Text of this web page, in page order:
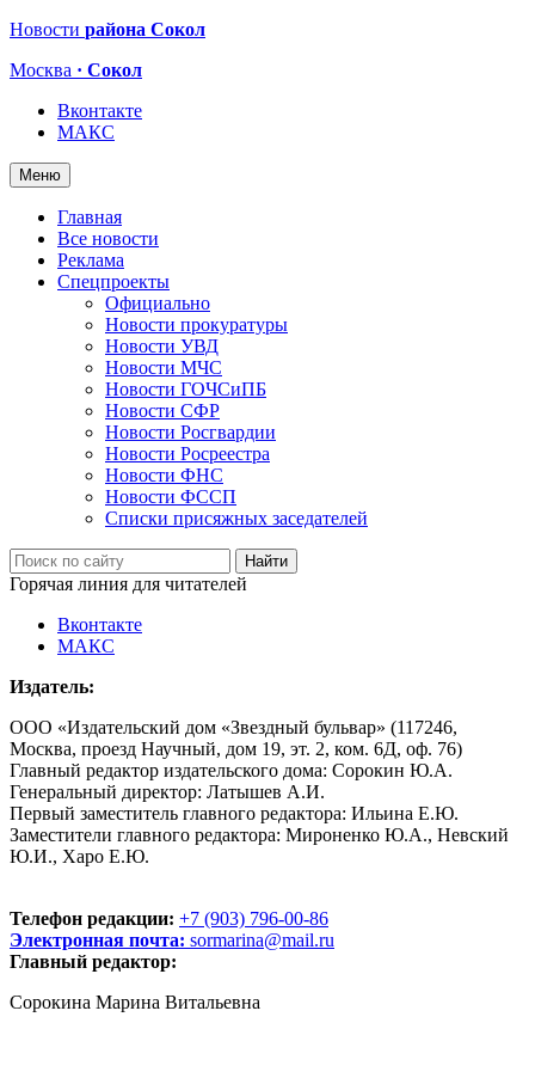
Новости района Сокол
Москва · Сокол
Вконтакте
МАКС
Меню
Главная
Все новости
Реклама
Спецпроекты
Официально
Новости прокуратуры
Новости УВД
Новости МЧС
Новости ГОЧСиПБ
Новости СФР
Новости Росгвардии
Новости Росреестра
Новости ФНС
Новости ФССП
Списки присяжных заседателей
Горячая линия для читателей
Вконтакте
МАКС
Издатель:
ООО «Издательский дом «Звездный бульвар» (117246,
Москва, проезд Научный, дом 19, эт. 2, ком. 6Д, оф. 76)
Главный редактор издательского дома: Сорокин Ю.А.
Генеральный директор: Латышев А.И.
Первый заместитель главного редактора: Ильина Е.Ю.
Заместители главного редактора: Мироненко Ю.А., Невский
Ю.И., Харо Е.Ю.
Телефон редакции: +7 (903) 796-00-86
Электронная почта: sormarina@mail.ru
Главный редактор:
Сорокина Марина Витальевна